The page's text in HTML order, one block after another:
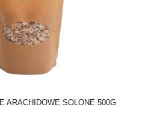
ARACHIDOWE SOLONE 500G